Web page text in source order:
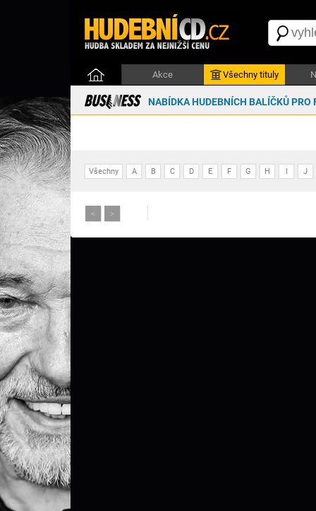
Akce Všechny tituly
NABÍDKA HUDEBNÍCH BALÍČKŮ PRO
Všechny A B C D E F G H I J
< >